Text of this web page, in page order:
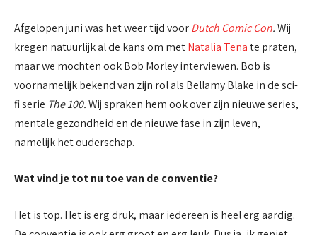
Afgelopen juni was het weer tijd voorDutch Comic Con.Wij
kregen natuurlijk al de kans om metNatalia Tenate praten,
maar we mochten ook Bob Morley interviewen. Bob is
voornamelijk bekend van zijn rol als Bellamy Blake in de sci-
fi serie The 100.Wij spraken hem ook over zijn nieuwe series,
mentale gezondheid en de nieuwe fase in zijn leven,
namelijk het ouderschap.
Wat vind je tot nu toe van de conventie?
Het is top. Het is erg druk, maar iedereen is heel erg aardig.